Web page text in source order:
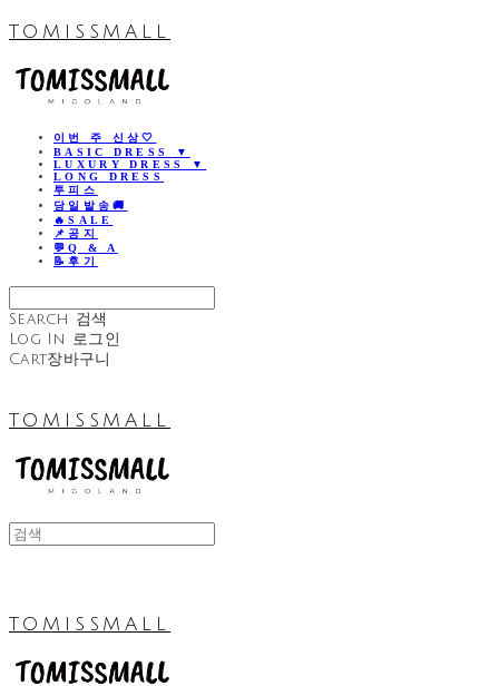
TOMISSMALL
이번 주 신상🤍
BASIC DRESS ▼
LUXURY DRESS ▼
LONG DRESS
투피스
당일발송🚚
🔥SALE
📌공지
💬Q & A
📝후기
Search 검색
Log In 로그인
Cart장바구니
TOMISSMALL
TOMISSMALL